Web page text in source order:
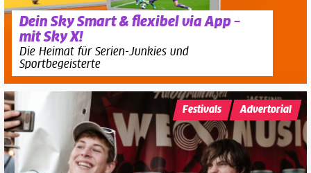
Dein Sky Smart & flexibel via App –
mit Sky X!
Die Heimat für Serien-Junkies und
Sportbegeisterte
Festivals Advertorial